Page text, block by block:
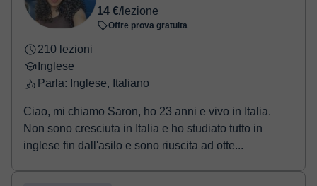
14 €/lezione
Offre prova gratuita
210 lezioni
Inglese
Parla: Inglese, Italiano
Ciao, mi chiamo Saron, ho 23 anni e vivo in Italia.
Non sono cresciuta in Italia e ho studiato tutto in
inglese fin dall'asilo e sono riuscita ad otte...